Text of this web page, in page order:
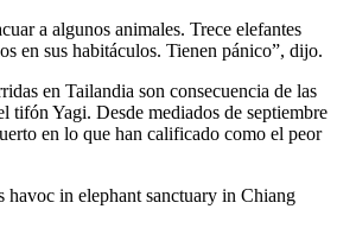
a algunos animales. Trece elefantes
en sus habitáculos. Tienen pánico”, dijo.
en Tailandia son consecuencia de las
tifón Yagi. Desde mediados de septiembre
en lo que han calificado como el peor
havoc in elephant sanctuary in Chiang